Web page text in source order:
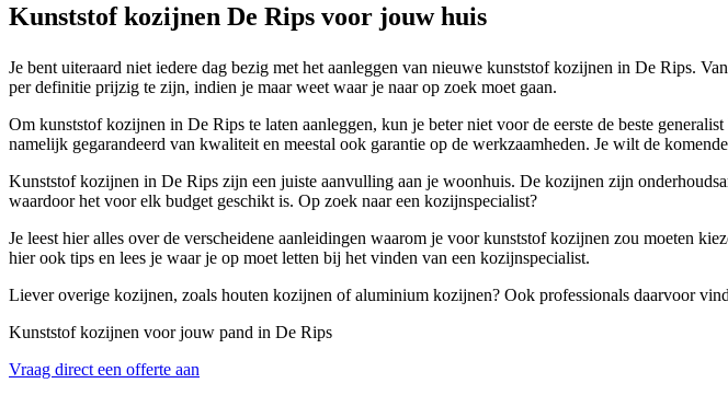
Kunststof kozijnen De Rips voor jouw huis
Je bent uiteraard niet iedere dag bezig met het aanleggen van nieuwe kunststof kozijnen in De Rips.
per definitie prijzig te zijn, indien je maar weet waar je naar op zoek moet gaan.
Om kunststof kozijnen in De Rips te laten aanleggen, kun je beter niet voor de eerste de beste
namelijk gegarandeerd van kwaliteit en meestal ook garantie op de werkzaamheden. Je wilt de
Kunststof kozijnen in De Rips zijn een juiste aanvulling aan je woonhuis. De kozijnen zijn
waardoor het voor elk budget geschikt is. Op zoek naar een kozijnspecialist?
Je leest hier alles over de verscheidene aanleidingen waarom je voor kunststof kozijnen zou moeten
hier ook tips en lees je waar je op moet letten bij het vinden van een kozijnspecialist.
Liever overige kozijnen, zoals houten kozijnen of aluminium kozijnen? Ook professionals daarvoor
Kunststof kozijnen voor jouw pand in De Rips
Vraag direct een offerte aan